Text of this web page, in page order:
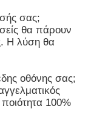
σας;
θα πάρουν
Η λύση θα
οθόνης σας;
100%